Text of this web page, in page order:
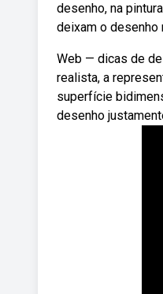
desenho, na
deixam o desenho
Web — dicas de
realista, a
superfície
desenho